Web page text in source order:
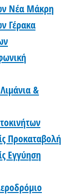
Νέα Μάκρη
Γέρακα
&
Προκαταβολή
Εγγύηση